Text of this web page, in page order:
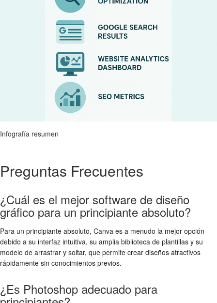
Infografía resumen
Preguntas Frecuentes
¿Cuál es el mejor software de diseño
gráfico para un principiante absoluto?
Para un principiante absoluto, Canva es a menudo la mejor opción
debido a su interfaz intuitiva, su amplia biblioteca de plantillas y su
modelo de arrastrar y soltar, que permite crear diseños atractivos
rápidamente sin conocimientos previos.
¿Es Photoshop adecuado para